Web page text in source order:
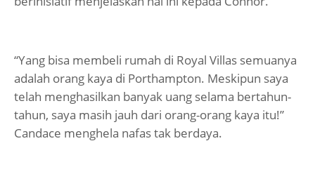
“Yang bisa membeli rumah di Royal Villas semuanya
adalah orang kaya di Porthampton. Meskipun saya
telah menghasilkan banyak uang selama bertahun-
tahun, saya masih jauh dari orang-orang kaya itu!”
Candace menghela nafas tak berdaya.